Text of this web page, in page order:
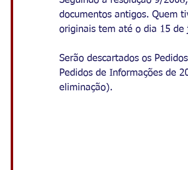
documentos antigos. Quem
originais tem até o dia 15
Serão descartados os
Pedidos de Informações de
eliminação).